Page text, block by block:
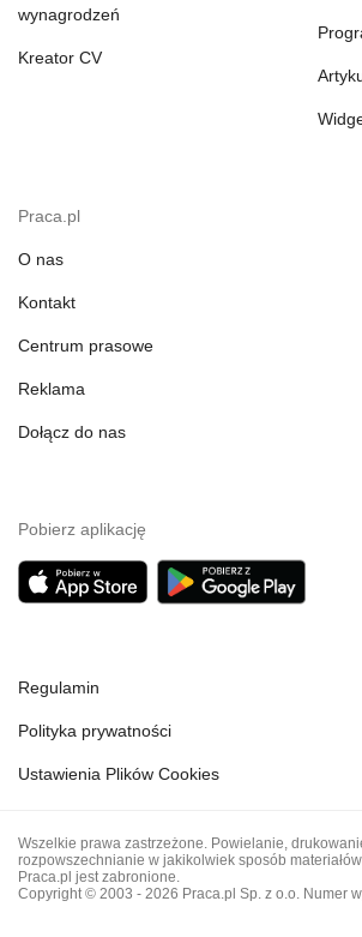
wynagrodzeń
Kreator CV
Praca.pl
O nas
Kontakt
Centrum prasowe
Reklama
Dołącz do nas
Pobierz aplikację
Regulamin
Polityka prywatności
Ustawienia Plików Cookies
Wszelkie prawa zastrzeżone. Powielanie,
rozpowszechnianie w jakikolwiek sposób
Praca.pl jest zabronione.
Copyright © 2003 - 2026 Praca.pl Sp. z o.o. Numer